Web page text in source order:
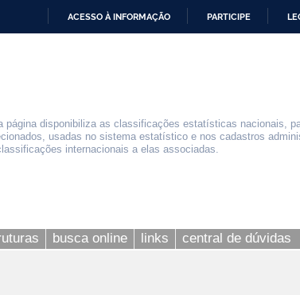
ACESSO À INFORMAÇÃO PARTICIPE
página disponibiliza as classificações estatísticas nacionais,
usadas no sistema estatístico e nos cadastros
internacionais a elas associadas.
busca online links central de dúvidas